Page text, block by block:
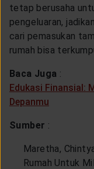
tetap berusaha
pengeluaran,
cari pemasukan
rumah bisa
Baca Juga :
Edukasi Finansial:
Depanmu
Sumber :
Maretha,
Rumah Untuk